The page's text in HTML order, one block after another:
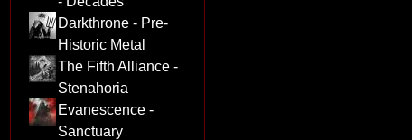
Darkthrone - Pre-
Historic Metal
The Fifth Alliance -
Stenahoria
Evanescence -
Sanctuary